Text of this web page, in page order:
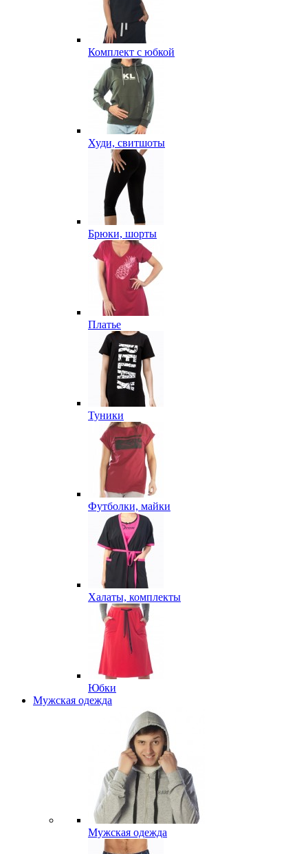
Комплект с юбкой
Худи, свитшоты
Брюки, шорты
Платье
Туники
Футболки, майки
Халаты, комплекты
Юбки
Мужская одежда
Мужская одежда